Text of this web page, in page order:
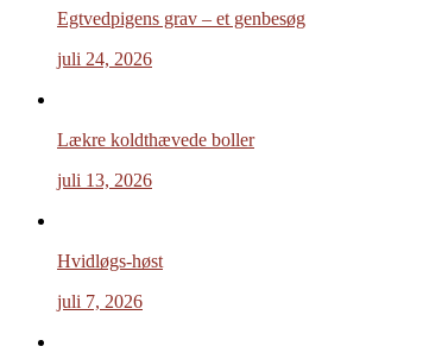
Egtvedpigens grav – et genbesøg
juli 24, 2026
Lækre koldthævede boller
juli 13, 2026
Hvidløgs-høst
juli 7, 2026